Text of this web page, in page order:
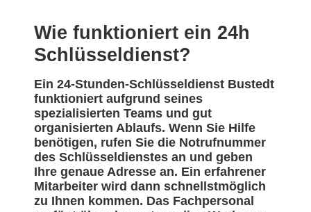
Wie funktioniert ein 24h
Schlüsseldienst?
Ein 24-Stunden-Schlüsseldienst Bustedt
funktioniert aufgrund seines
spezialisierten Teams und gut
organisierten Ablaufs. Wenn Sie Hilfe
benötigen, rufen Sie die Notrufnummer
des Schlüsseldienstes an und geben
Ihre genaue Adresse an. Ein erfahrener
Mitarbeiter wird dann schnellstmöglich
zu Ihnen kommen. Das Fachpersonal